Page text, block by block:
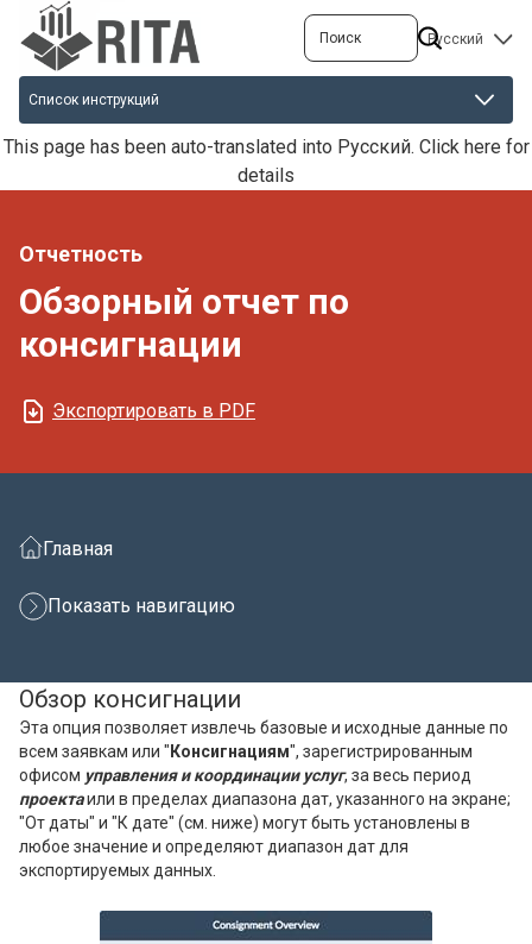
Перейти
основному
содержанию
Поиск
SELECT
YOUR
This page has been auto-translated into Русский. Click here for
details
Отчетность
Обзорный отчет по
консигнации
Экспортировать в PDF
Главная
Показать навигацию
Обзор консигнации
Эта опция позволяет извлечь базовые и исходные данные по
всем заявкам или " Консигнациям", зарегистрированным
офисом управления и координации услуг, за весь период
проектаили в пределах диапазона дат, указанного на экране;
"От даты" и "К дате" (см. ниже) могут быть установлены в
любое значение и определяют диапазон дат для
экспортируемых данных.